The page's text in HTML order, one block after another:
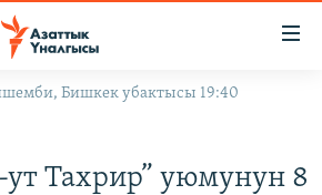
Бишкек убактысы 19:40
Тахрир” уюмунун 8